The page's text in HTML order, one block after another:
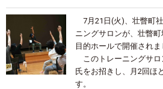
7月21日(火)、壮瞥町
ニングサロンが、壮瞥
目的ホールで開催されま
このトレーニングサロ
氏をお招きし、月2回ほ
す。